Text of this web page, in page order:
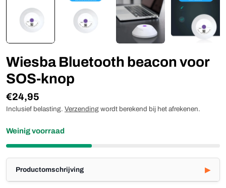
Wiesba Bluetooth beacon voor
SOS-knop
Reguliere
prijs
€24,95
Inclusief belasting. Verzending wordt berekend bij het afrekenen.
Weinig voorraad
Productomschrijving